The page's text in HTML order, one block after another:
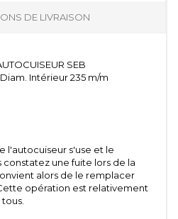
DE LIVRAISON
SEB
Intérieur 235 m/m
l'autocuiseur s'use et le
une fuite lors de la
alors de le remplacer
opération est relativement